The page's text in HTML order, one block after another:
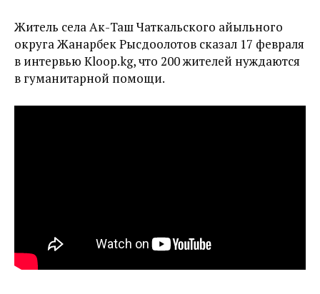
Житель села Ак-Таш Чаткальского айыльного
округа Жанарбек Рысдоолотов сказал 17 февраля
в интервью Kloop.kg, что 200 жителей нуждаются
в гуманитарной помощи.